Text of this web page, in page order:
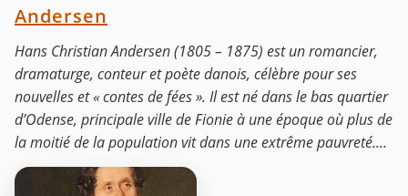
Andersen
Hans Christian Andersen (1805 – 1875) est un romancier,
dramaturge, conteur et poète danois, célèbre pour ses
nouvelles et « contes de fées ». Il est né dans le bas quartier
d’Odense, principale ville de Fionie à une époque où plus de
la moitié de la population vit dans une extrême pauvreté....